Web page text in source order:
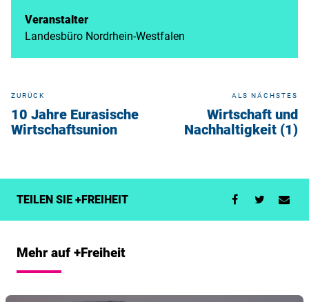
Veranstalter
Landesbüro Nordrhein-Westfalen
ZURÜCK
10 Jahre Eurasische
Wirtschaftsunion
ALS NÄCHSTES
Wirtschaft und
Nachhaltigkeit (1)
TEILEN SIE +FREIHEIT
Mehr auf +Freiheit